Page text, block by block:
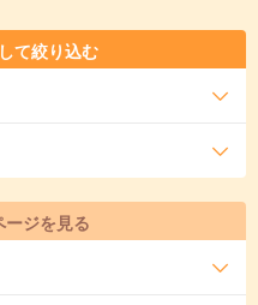
て絞り込む
ジを見る